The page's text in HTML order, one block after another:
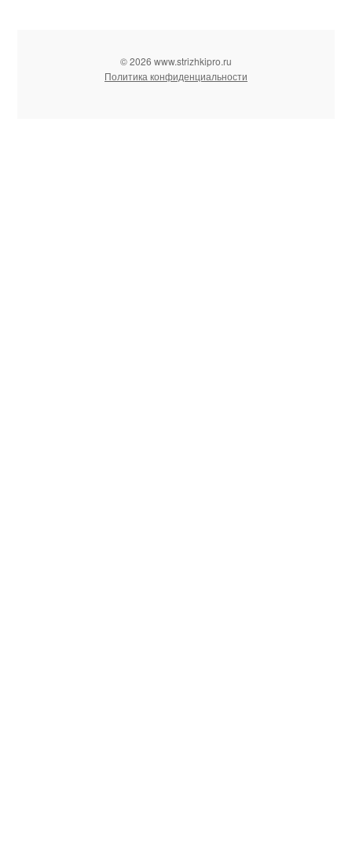
© 2026 www.strizhkipro.ru
Политика конфиденциальности